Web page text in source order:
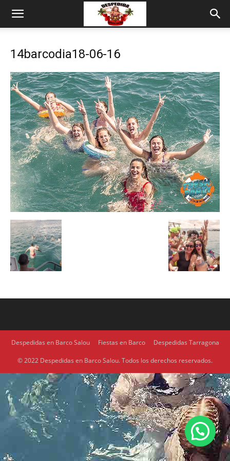
14barcodia18-06-16
Despedidas en Barco Salou Fiestas en Barco Despedidas Tarragona
© 2022 Despedidas en Barco Salou. Todos los derechos reservados.
1